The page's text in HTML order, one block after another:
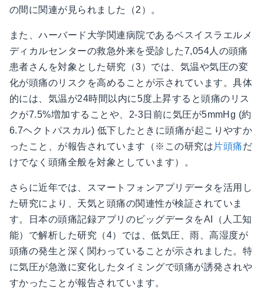
の間に関連が見られました（2）。
また、ハーバード大学関連病院であるベスイスラエルメ
ディカルセンターの救急外来を受診した7,054人の頭痛
患者さんを対象とした研究（3）では、気温や気圧の変
化が頭痛のリスクを高めることが示されています。具体
的には、気温が24時間以内に5度上昇すると頭痛のリス
クが7.5%増加することや、2-3日前に気圧が5mmHg (約
6.7ヘクトパスカル) 低下したときに頭痛が起こりやすか
ったこと、が報告されています（※この研究は片頭痛だ
けでなく頭痛全般を対象としています）。
さらに近年では、スマートフォンアプリデータを活用し
た研究により、天気と頭痛の関連性が検証されていま
す。日本の頭痛記録アプリのビッグデータをAI（人工知
能）で解析した研究（4）では、低気圧、雨、高湿度が
頭痛の発生と深く関わっていることが示されました。特
に気圧が急激に変化したタイミングで頭痛が誘発されや
すかったことが報告されています。